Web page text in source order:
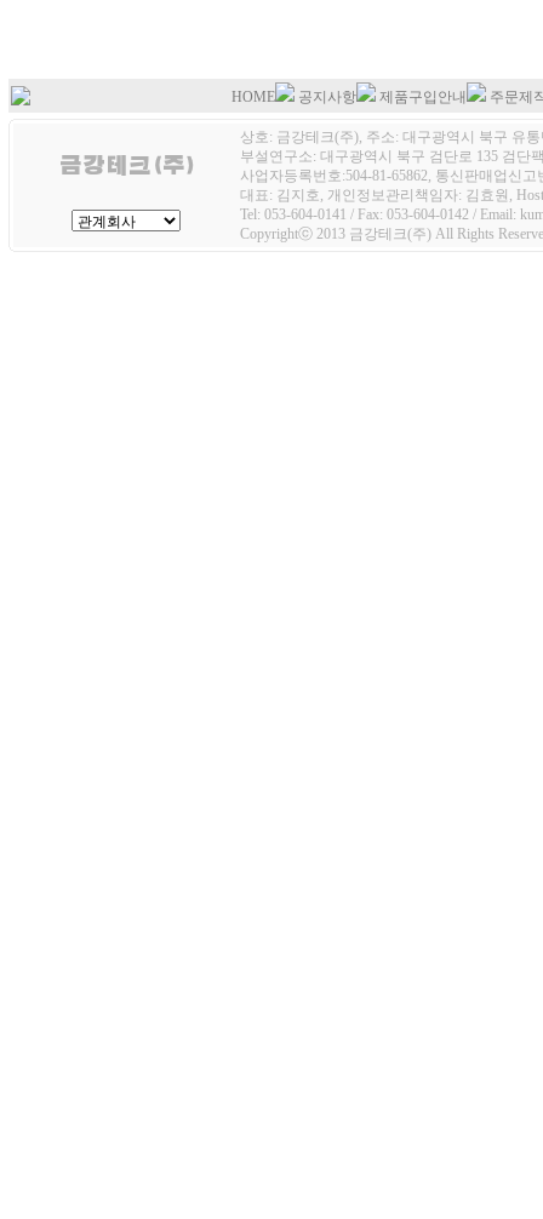
HOME 공지사항 제품구입안내 주문제
상호: 금강테크(주), 주소: 대구광역시 북구 유
부설연구소: 대구광역시 북구 검단로 135 검단
사업자등록번호:504-81-65862, 통신판매업신고
대표: 김지호, 개인정보관리책임자: 김효원,
Tel: 053-604-0141 / Fax: 053-604-0142 / Email:
Copyrightⓒ 2013 금강테크(주) All Rights